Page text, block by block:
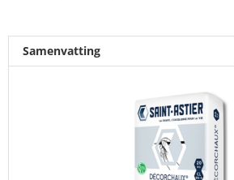
Samenvatting